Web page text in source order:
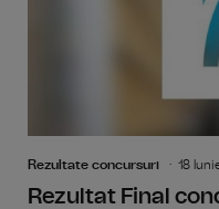
Rezultate concursuri 18
Rezultat Final